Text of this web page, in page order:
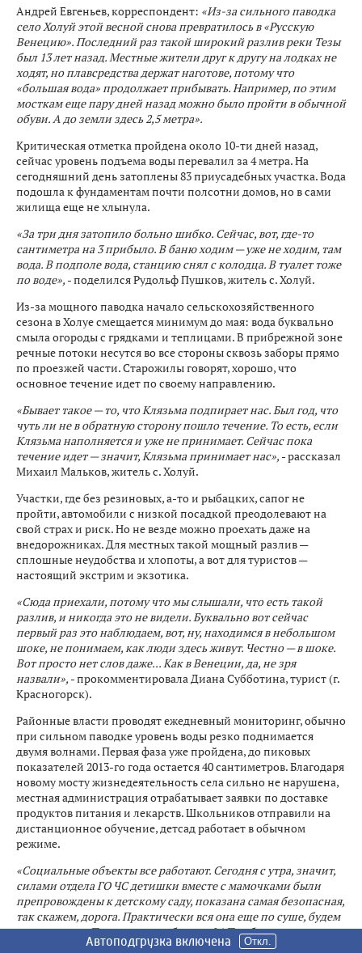
Андрей Евгеньев, корреспондент: «Из-за сильного паводка
село Холуй этой весной снова превратилось в «Русскую
Венецию». Последний раз такой широкий разлив реки Тезы
был 13 лет назад. Местные жители друг к другу на лодках не
ходят, но плавсредства держат наготове, потому что
«большая вода» продолжает прибывать. Например, по этим
мосткам еще пару дней назад можно было пройти в обычной
обуви. А до земли здесь 2,5 метра».
Критическая отметка пройдена около 10-ти дней назад,
сейчас уровень подъема воды перевалил за 4 метра. На
сегодняшний день затоплены 83 приусадебных участка. Вода
подошла к фундаментам почти полсотни домов, но в сами
жилища еще не хлынула.
«За три дня затопило больно шибко. Сейчас, вот, где-то
сантиметра на 3 прибыло. В баню ходим — уже не ходим, там
вода. В подполе вода, станцию снял с колодца. В туалет тоже
по воде», - поделился Рудольф Пушков, житель с. Холуй.
Из-за мощного паводка начало сельскохозяйственного
сезона в Холуе смещается минимум до мая: вода буквально
смыла огороды с грядками и теплицами. В прибрежной зоне
речные потоки несутся во все стороны сквозь заборы прямо
по проезжей части. Старожилы говорят, хорошо, что
основное течение идет по своему направлению.
«Бывает такое — то, что Клязьма подпирает нас. Был год, что
чуть ли не в обратную сторону пошло течение. То есть, если
Клязьма наполняется и уже не принимает. Сейчас пока
течение идет — значит, Клязьма принимает нас», - рассказал
Михаил Мальков, житель с. Холуй.
Участки, где без резиновых, а-то и рыбацких, сапог не
пройти, автомобили с низкой посадкой преодолевают на
свой страх и риск. Но не везде можно проехать даже на
внедорожниках. Для местных такой мощный разлив —
сплошные неудобства и хлопоты, а вот для туристов —
настоящий экстрим и экзотика.
«Сюда приехали, потому что мы слышали, что есть такой
разлив, и никогда это не видели. Буквально вот сейчас
первый раз это наблюдаем, вот, ну, находимся в небольшом
шоке, не понимаем, как люди здесь живут. Честно — в шоке.
Вот просто нет слов даже... Как в Венеции, да, не зря
назвали», - прокомментировала Диана Субботина, турист (г.
Красногорск).
Районные власти проводят ежедневный мониторинг, обычно
при сильном паводке уровень воды резко поднимается
двумя волнами. Первая фаза уже пройдена, до пиковых
показателей 2013-го года остается 40 сантиметров. Благодаря
новому мосту жизнедеятельность села сильно не нарушена,
местная администрация отрабатывает заявки по доставке
продуктов питания и лекарств. Школьников отправили на
дистанционное обучение, детсад работает в обычном
режиме.
«Социальные объекты все работают. Сегодня с утра, значит,
силами отдела ГО ЧС детишки вместе с мамочками были
препровождены к детскому саду, показана самая безопасная,
так скажем, дорога. Практически вся она еще по суше, будем
так говорить. Поэтому все работает. ФАП работает, пожарные
службы работают»,- сообщила Елена Бесшапошникова, глава
Автоподгрузка включена Откл.
Автоподгрузка включена Откл.
Автоподгрузка включена Откл.
Автоподгрузка включена Откл.
Автоподгрузка включена Откл.
Автоподгрузка включена Откл.